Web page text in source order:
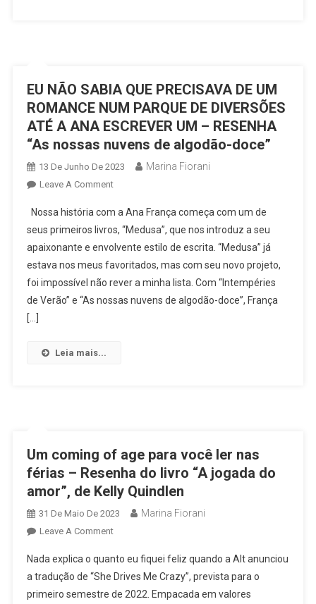
Se
Apaixonam”
EU NÃO SABIA QUE PRECISAVA DE UM
ROMANCE NUM PARQUE DE DIVERSÕES
ATÉ A ANA ESCREVER UM – RESENHA
“As nossas nuvens de algodão-doce”
13 De Junho De 2023 Marina Fiorani
Leave A CommentOn
NÃO
SABIA
QUE
PRECISAVA
DE
UM
UM
–
RESENHA
De
Algodão-
Doce”
Nossa história com a Ana França começa com um de
seus primeiros livros, “Medusa”, que nos introduz a seu
apaixonante e envolvente estilo de escrita. “Medusa” já
estava nos meus favoritados, mas com seu novo projeto,
foi impossível não rever a minha lista. Com “Intempéries
de Verão” e “As nossas nuvens de algodão-doce”, França
[…]
Leia mais...
Um coming of age para você ler nas
férias – Resenha do livro “A jogada do
amor”, de Kelly Quindlen
31 De Maio De 2023 Marina Fiorani
Leave A CommentOn
Coming
Of
Age
Nada explica o quanto eu fiquei feliz quando a Alt anunciou
a tradução de “She Drives Me Crazy”, prevista para o
primeiro semestre de 2022. Empacada em valores